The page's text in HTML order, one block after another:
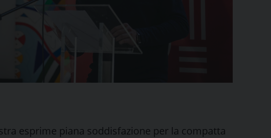
esprime piana soddisfazione per la compatta